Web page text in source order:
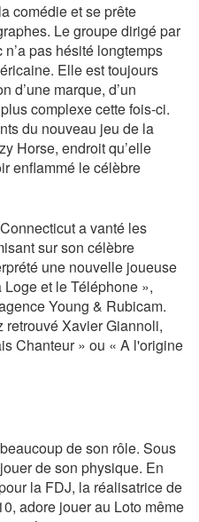
comédie et se prête
Le groupe dirigé par
pas hésité longtemps
Elle est toujours
d’une marque, d’un
complexe cette fois-ci.
du nouveau jeu de la
Horse, endroit qu’elle
enflammé le célèbre
a vanté les
sur son célèbre
une nouvelle joueuse
et le Téléphone »,
Young & Rubicam.
retrouvé Xavier Giannoli,
Chanteur » ou « A l'origine
de son rôle. Sous
de son physique. En
la FDJ, la réalisatrice de
adore jouer au Loto même